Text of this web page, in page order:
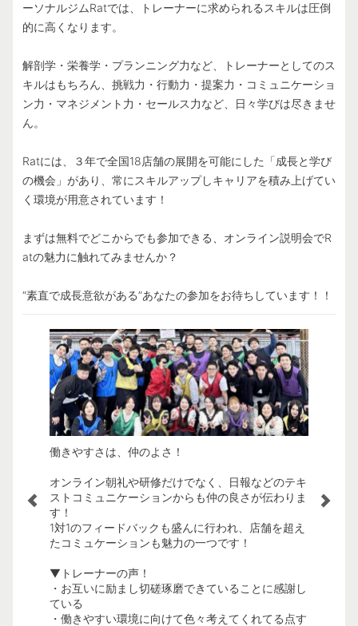
ーソナルジムRatでは、トレーナーに求められるスキルは圧倒
的に高くなります。
解剖学・栄養学・プランニング力など、トレーナーとしてのス
キルはもちろん、挑戦力・行動力・提案力・コミュニケーショ
ン力・マネジメント力・セールス力など、日々学びは尽きませ
ん。
Ratには、３年で全国18店舗の展開を可能にした「成長と学び
の機会」があり、常にスキルアップしキャリアを積み上げてい
く環境が用意されています！
まずは無料でどこからでも参加できる、オンライン説明会でR
atの魅力に触れてみませんか？
“素直で成長意欲がある”あなたの参加をお待ちしています！！
成長意
働きやすさは、仲のよさ！
オンライン朝礼や研修だけでなく、日報などのテキ
ストコミュニケーションからも仲の良さが伝わりま
す！
1対1のフィードバックも盛んに行われ、店舗を超え
たコミュケーションも魅力の一つです！
▼トレーナーの声！
・お互いに励まし切磋琢磨できていることに感謝し
ている
・働きやすい環境に向けて色々考えてくれてる点す
けを追
を目指